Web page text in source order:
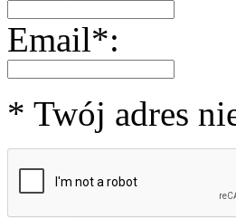
Email*:
* Twój adres